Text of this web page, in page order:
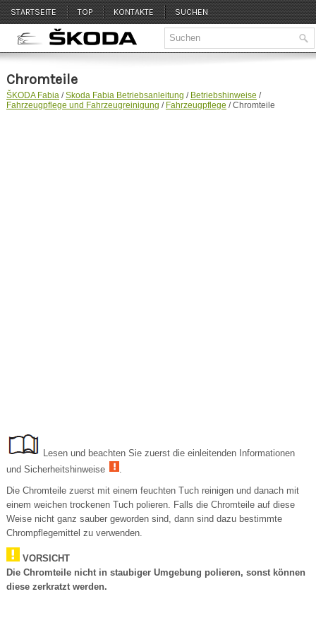
STARTSEITE TOP KONTAKTE SUCHEN
Chromteile
ŠKODA Fabia/Skoda Fabia Betriebsanleitung / Betriebshinweise /
Fahrzeugpflege und Fahrzeugreinigung / Fahrzeugpflege / Chromteile
Lesen und beachten Sie zuerst die einleitenden Informationen
und Sicherheitshinweise
.
Die Chromteile zuerst mit einem feuchten Tuch reinigen und danach mit
einem weichen trockenen Tuch polieren. Falls die Chromteile auf diese
Weise nicht ganz sauber geworden sind, dann sind dazu bestimmte
Chrompflegemittel zu verwenden.
VORSICHT
Die Chromteile nicht in staubiger Umgebung polieren, sonst können
diese zerkratzt werden.